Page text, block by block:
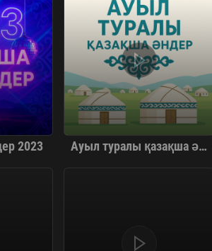
2023 Ауыл туралы қазақша әндер